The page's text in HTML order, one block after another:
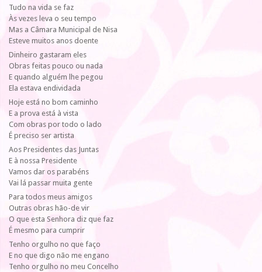
Tudo na vida se faz
Às vezes leva o seu tempo
Mas a Câmara Municipal de Nisa
Esteve muitos anos doente
Dinheiro gastaram eles
Obras feitas pouco ou nada
E quando alguém lhe pegou
Ela estava endividada
Hoje está no bom caminho
E a prova está à vista
Com obras por todo o lado
É preciso ser artista
Aos Presidentes das Juntas
E à nossa Presidente
Vamos dar os parabéns
Vai lá passar muita gente
Para todos meus amigos
Outras obras hão-de vir
O que esta Senhora diz que faz
É mesmo para cumprir
Tenho orgulho no que faço
E no que digo não me engano
Tenho orgulho no meu Concelho